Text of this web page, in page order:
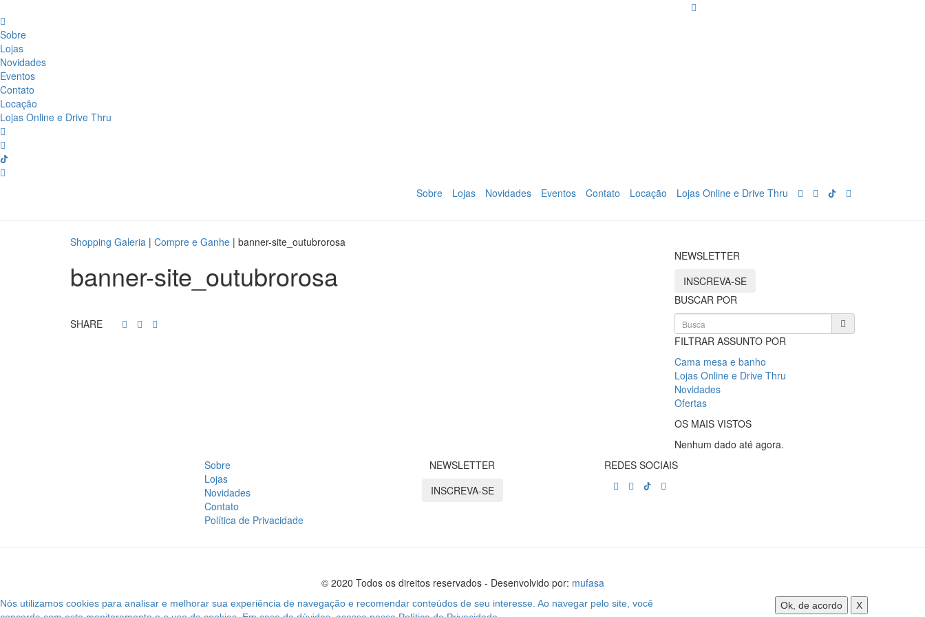
Sobre
Lojas
Novidades
Eventos
Contato
Locação
Lojas Online e Drive Thru
Sobre Lojas Novidades Eventos Contato Locação Lojas Online e Drive Thru
Shopping Galeria | Compre e Ganhe | banner-site_outubrorosa
banner-site_outubrorosa
SHARE
NEWSLETTER
INSCREVA-SE
BUSCAR POR
FILTRAR ASSUNTO POR
Cama mesa e banho
Lojas Online e Drive Thru
Novidades
Ofertas
OS MAIS VISTOS
Nenhum dado até agora.
Sobre
Lojas
Novidades
Contato
Política de Privacidade
NEWSLETTER
INSCREVA-SE
REDES SOCIAIS
© 2020 Todos os direitos reservados - Desenvolvido por: mufasa
Nós utilizamos cookies para analisar e melhorar sua experiência de navegação e recomendar conteúdos de seu interesse. Ao navegar pelo site, você
Ok, de acordo X